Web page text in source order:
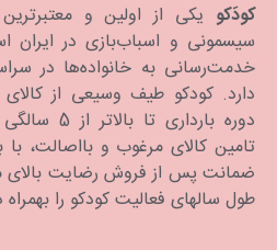
کودَکو یکی از اولین و
خدمت‌رسانی به خانواده‌ها در
دارد. كودكو طیف وسیعی از
دوره
تامین کالای مرغوب و بااصالت،
ضمانت پس از فروش رضایت بالای
طول سالهای فعالیت کودکو را